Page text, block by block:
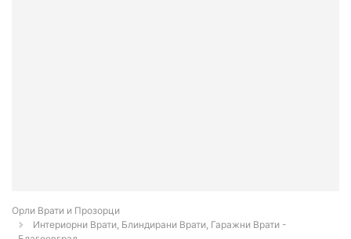
Орли Врати и Прозорци
Интериорни Врати, Блиндирани Врати, Гаражни Врати -